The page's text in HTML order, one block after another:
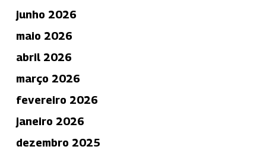
junho 2026
maio 2026
abril 2026
março 2026
fevereiro 2026
janeiro 2026
dezembro 2025